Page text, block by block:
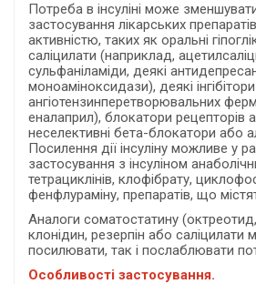
Потреба в інсуліні може
застосування лікарських
активністю, таких як оральні
саліцилати (наприклад,
сульфаніламіди, деякі
моноаміноксидази), деякі інгібітори
ангіотензинперетворювальних
еналаприл), блокатори рецепторів
неселективні бета-блокатори або
Посилення дії інсуліну можливе у
застосування з інсуліном
тетрациклінів, клофібрату,
фенфлураміну, препаратів, що
Аналоги соматостатину
клонідин, резерпін або саліцилати
посилювати, так і послаблювати
Особливості застосування.